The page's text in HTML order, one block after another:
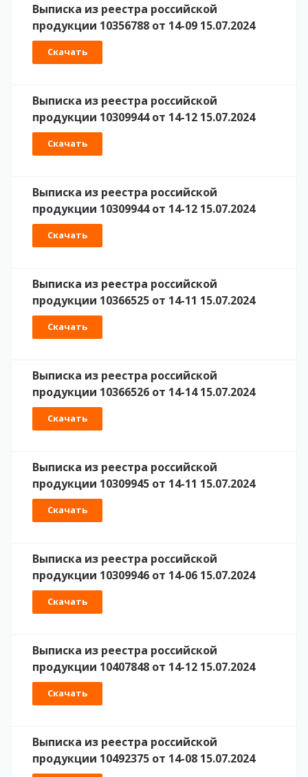
Выписка из реестра российской
продукции 10356788 от 14-09 15.07.2024
Скачать
Выписка из реестра российской
продукции 10309944 от 14-12 15.07.2024
Скачать
Выписка из реестра российской
продукции 10309944 от 14-12 15.07.2024
Скачать
Выписка из реестра российской
продукции 10366525 от 14-11 15.07.2024
Скачать
Выписка из реестра российской
продукции 10366526 от 14-14 15.07.2024
Скачать
Выписка из реестра российской
продукции 10309945 от 14-11 15.07.2024
Скачать
Выписка из реестра российской
продукции 10309946 от 14-06 15.07.2024
Скачать
Выписка из реестра российской
продукции 10407848 от 14-12 15.07.2024
Скачать
Выписка из реестра российской
продукции 10492375 от 14-08 15.07.2024